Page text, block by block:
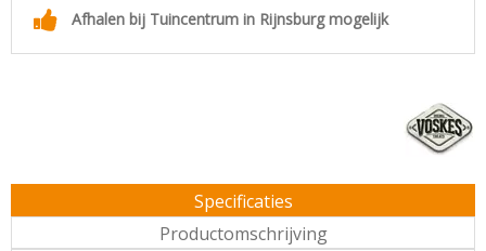
Afhalen bij Tuincentrum in Rijnsburg mogelijk
Specificaties
Productomschrijving